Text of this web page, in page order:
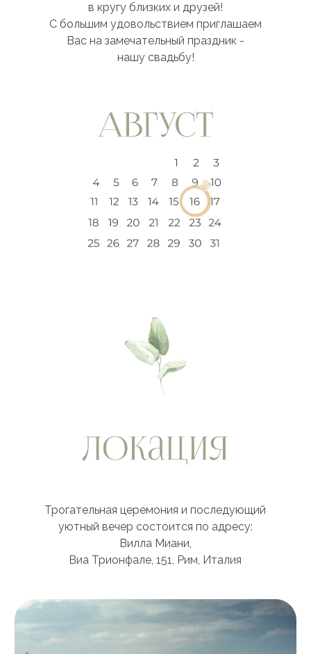
в кругу близких и друзей!
С большим удовольствием приглашаем
Вас на замечательный праздник -
нашу свадьбу!
Трогательная церемония и последующий
уютный вечер состоится по адресу:
Вилла Миани,
Виа Трионфале, 151, Рим, Италия